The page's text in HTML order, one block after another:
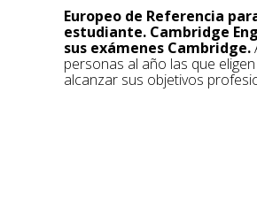
Europeo de Referencia
estudiante. Cambridge
sus exámenes Cambridge.
personas al año las que
alcanzar sus objetivos